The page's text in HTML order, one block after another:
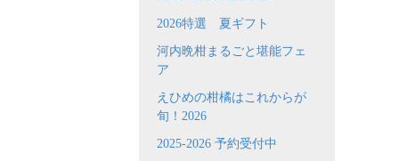
2026特選 夏ギフト
河内晩柑まるごと堪能フェ
ア
えひめの柑橘はこれからが
旬！2026
2025-2026 予約受付中